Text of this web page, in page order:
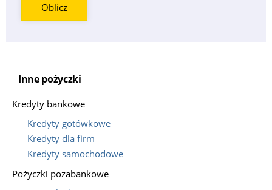
Oblicz
Inne pożyczki
Kredyty bankowe
Kredyty gotówkowe
Kredyty dla firm
Kredyty samochodowe
Pożyczki pozabankowe